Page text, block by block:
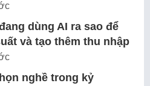
dùng AI ra sao để
và tạo thêm thu nhập
nghề trong kỷ